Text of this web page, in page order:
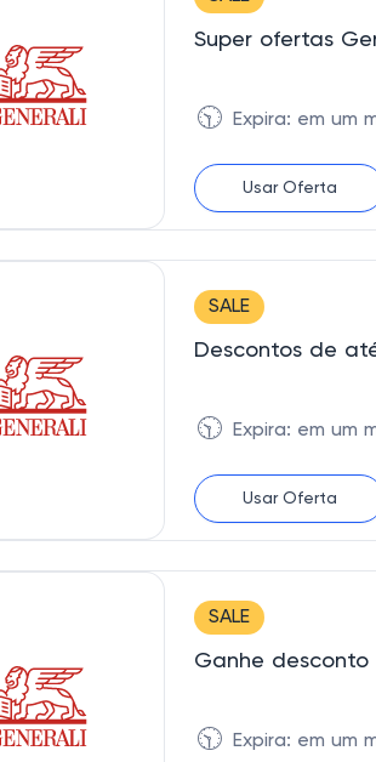
Super ofertas
🕥 Expira: em um
Usar Oferta
SALE
Descontos de
🕥 Expira: em um
Usar Oferta
SALE
Ganhe desconto
🕥 Expira: em um